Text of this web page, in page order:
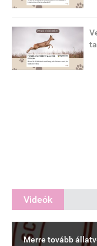
Videók
Merre tovább